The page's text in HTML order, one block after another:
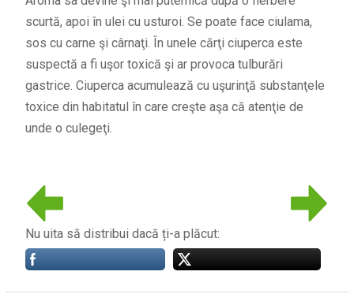
scurtă, apoi în ulei cu usturoi. Se poate face ciulama,
sos cu carne şi cârnaţi. În unele cărţi ciuperca este
suspectă a fi uşor toxică şi ar provoca tulburări
gastrice. Ciuperca acumulează cu uşurinţă substanţele
toxice din habitatul în care creşte aşa că atenţie de
unde o culegeţi.
Nu uita să distribui dacă ți-a plăcut: